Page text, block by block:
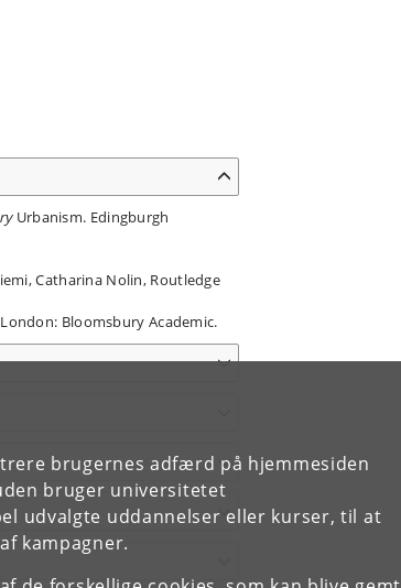
brugernes adfærd på hjemmesiden
bruger universitetet
udvalgte uddannelser eller kurser, til at
kampagner.
Urbanism. Edingburgh
Catharina Nolin, Routledge
Bloomsbury Academic.